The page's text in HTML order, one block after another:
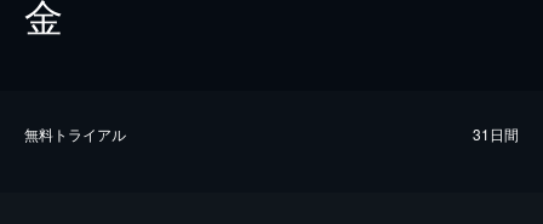
金
無料トライアル 31日間